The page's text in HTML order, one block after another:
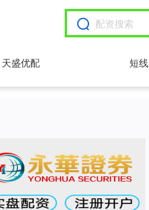
天盛优配 短